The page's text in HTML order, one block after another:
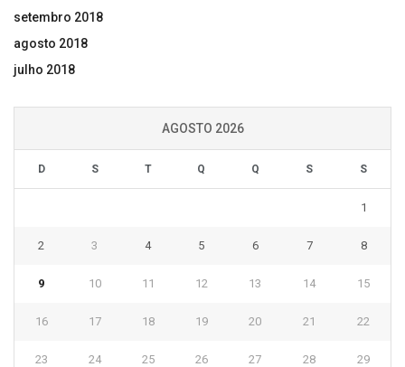
setembro 2018
agosto 2018
julho 2018
AGOSTO 2026
D S T Q Q S S
1
2 3 4 5 6 7 8
9 10 11 12 13 14 15
16 17 18 19 20 21 22
23 24 25 26 27 28 29